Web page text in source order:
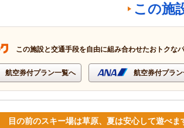
この施
この施設と交通手段を自由に組み合わせたおトクな
航空券付プラン一覧へ 航空券付プラ
目の前のスキー場は草原、夏は安心して遊べま